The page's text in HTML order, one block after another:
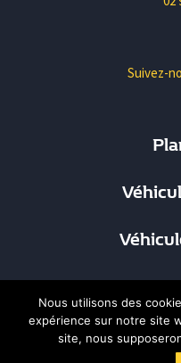
Suivez-
Nous utilisons des
expérience sur notre site
site, nous